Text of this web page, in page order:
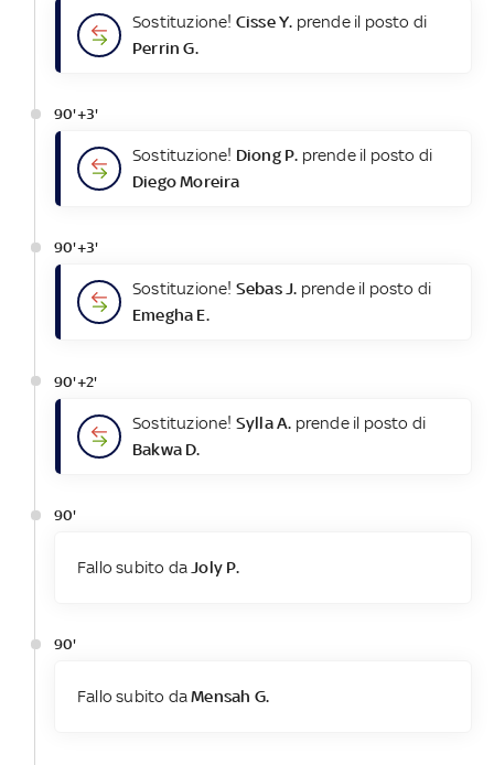
Sostituzione! Cisse Y. prende il posto di
Perrin G.
90'+3'
Sostituzione! Diong P. prende il posto di
Diego Moreira
90'+3'
Sostituzione! Sebas J. prende il posto di
Emegha E.
90'+2'
Sostituzione! Sylla A. prende il posto di
Bakwa D.
90'
Fallo subito da Joly P.
90'
Fallo subito daMensah G.